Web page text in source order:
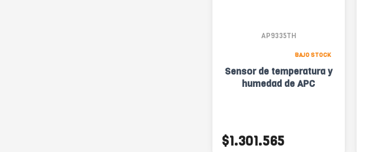
AP9335TH
BAJO STOCK
Sensor de temperatura y
humedad de APC
$1.301.565